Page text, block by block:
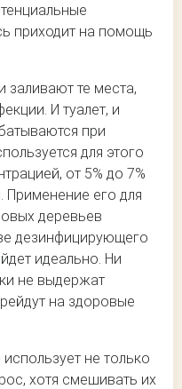
приходит на помощь
заливают те места,
И туалет, и
при
для этого
от 5% до 7%
Применение его для
деревьев
дезинфицирующего
идеально. Ни
не выдержат
на здоровые
не только
хотя смешивать их